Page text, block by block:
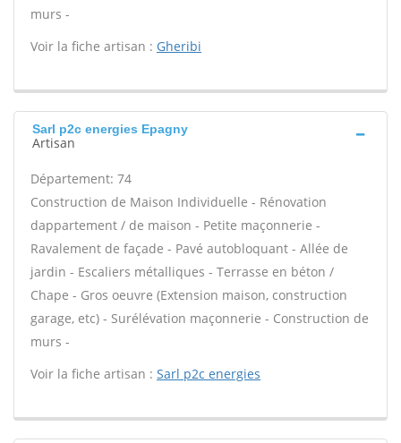
murs -
Voir la fiche artisan : Gheribi
Sarl p2c energies Epagny
Artisan
Département: 74
Construction de Maison Individuelle - Rénovation
dappartement / de maison - Petite maçonnerie -
Ravalement de façade - Pavé autobloquant - Allée de
jardin - Escaliers métalliques - Terrasse en béton /
Chape - Gros oeuvre (Extension maison, construction
garage, etc) - Surélévation maçonnerie - Construction de
murs -
Voir la fiche artisan : Sarl p2c energies